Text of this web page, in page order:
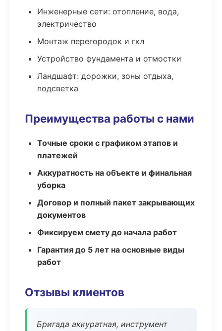
Инженерные сети: отопление, вода,
электричество
Монтаж перегородок и гкл
Устройство фундамента и отмостки
Ландшафт: дорожки, зоны отдыха,
подсветка
Преимущества работы с нами
Точные сроки с графиком этапов и
платежей
Аккуратность на объекте и финальная
уборка
Договор и полный пакет закрывающих
документов
Фиксируем смету до начала работ
Гарантия до 5 лет на основные виды
работ
Отзывы клиентов
Бригада аккуратная, инструмент